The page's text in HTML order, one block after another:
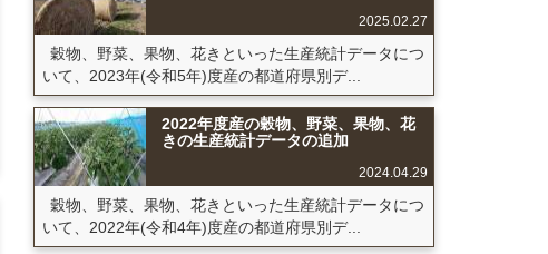
2025.02.27
穀物、野菜、果物、花きといった生産統計データにつ
いて、2023年(令和5年)度産の都道府県別デ...
2022年度産の穀物、野菜、果物、花
きの生産統計データの追加
2024.04.29
穀物、野菜、果物、花きといった生産統計データにつ
いて、2022年(令和4年)度産の都道府県別デ...